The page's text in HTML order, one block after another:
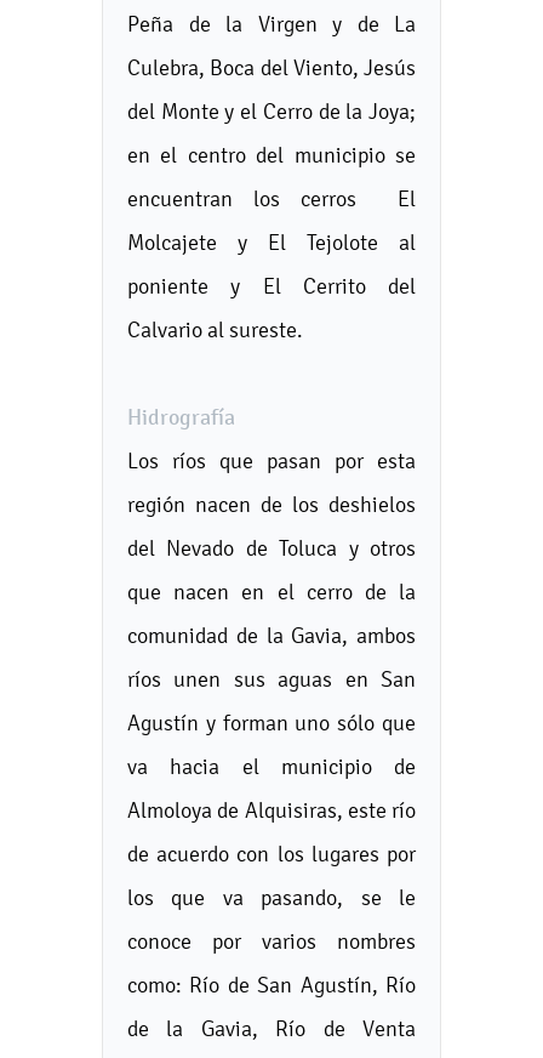
Peña de la Virgen y de La
Culebra, Boca del Viento, Jesús
del Monte y el Cerro de la Joya;
en el centro del municipio se
encuentran los cerros El
Molcajete y El Tejolote al
poniente y El Cerrito del
Calvario al sureste.
Hidrografía
Los ríos que pasan por esta
región nacen de los deshielos
del Nevado de Toluca y otros
que nacen en el cerro de la
comunidad de la Gavia, ambos
ríos unen sus aguas en San
Agustín y forman uno sólo que
va hacia el municipio de
Almoloya de Alquisiras, este río
de acuerdo con los lugares por
los que va pasando, se le
conoce por varios nombres
como: Río de San Agustín, Río
de la Gavia, Río de Venta